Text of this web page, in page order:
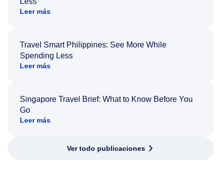
Leer más
Travel Smart Philippines: See More While
Spending Less
Leer más
Singapore Travel Brief: What to Know Before You
Go
Leer más
Ver todo publicaciones